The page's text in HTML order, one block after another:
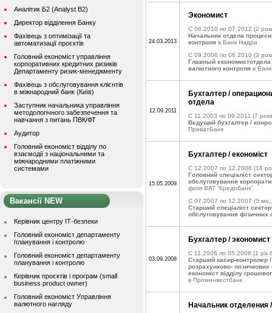
Аналітик Б2 (Analyst B2)
Директор відділення Банку
Фахівець з оптимізації та
автоматизації проєктів
Головний економіст управління
корпоративних кредитних ризиків
Департаменту ризик-менеджменту
Фахівець з обслуговування клієнтів
в міжнародний банк (Київ)
Заступник начальника управління
методологічного забезпечення та
навчання з питань ПВК/ФТ
Аудитор
Головний економіст відділу по
взаємодії з національними та
міжнародними платіжними
системами
Вакансії NEW
Керівник центру ІТ-безпеки
Головний економіст департаменту
планування і контролю
Головний економіст департаменту
планування і контролю
Керівник проєктів і програм (small
business product owner)
Головний економіст Управління
валютного нагляду
24.03.2013
Экономист
C 06.2010 по 07.2012 (2
Начальник отдела
контроля в Банк Надра
C 09.2006 по 06.2010 (3
Главный
валютного контроля в
12.09.2011
Бухгалтер /
отдела
C 11.2003 по 09.2011 (7
Ведущий бухгалтер /
ПриватБанк
15.05.2009
Бухгалтер / економіст
C 12.2007 по 12.2008 (18
Головний спеціаліст
обслуговування
філія ВАТ “Кредобанк”
C 07.2007 по 12.2007 (5
Старший спеціаліст
обслуговування фізичних
03.09.2008
Бухгалтер / экономист
C 11.2006 по 05.2008 (1 рік
Старший касир-контролер
розрахунково-
економіст відділу
в Проминвестбанк
Начальник отделения